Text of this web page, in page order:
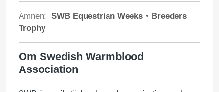
Ämnen: SWB Equestrian Weeks
Breeders
Trophy
Om Swedish Warmblood
Association